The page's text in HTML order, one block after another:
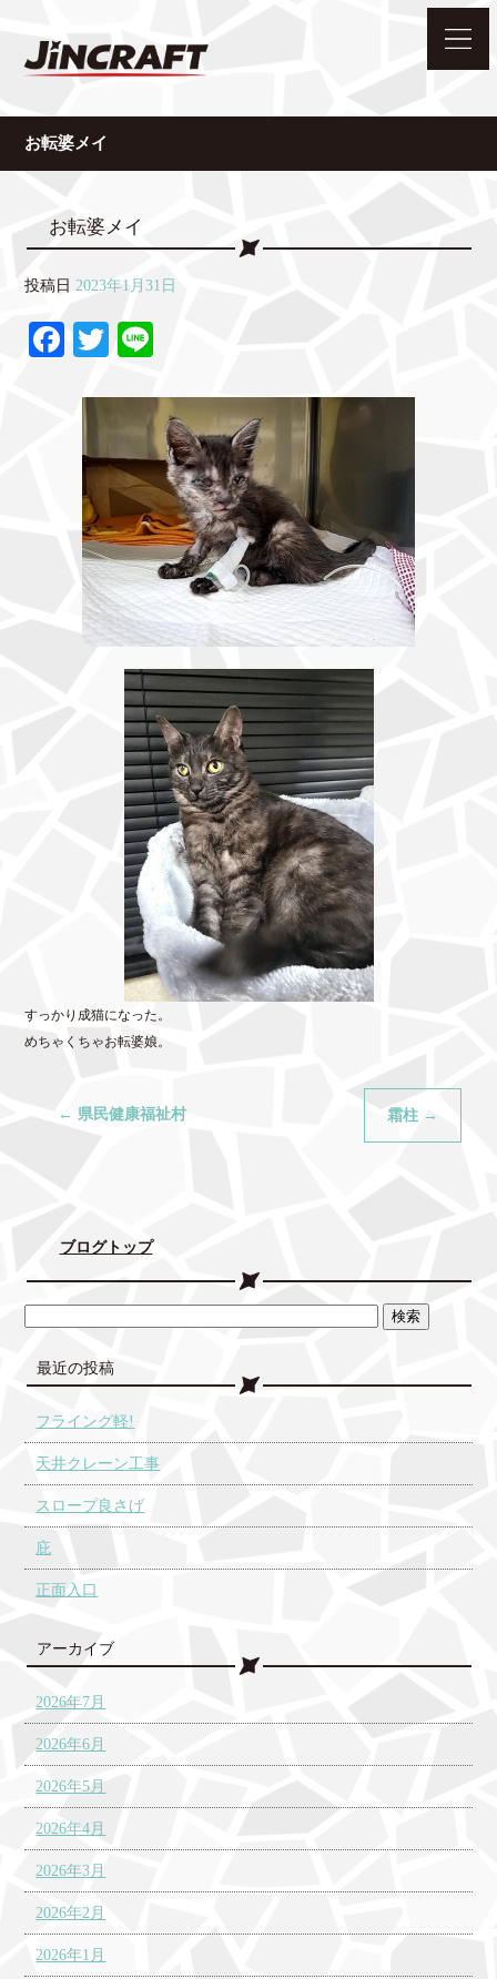
お転婆メイ
お転婆メイ
投稿日 2023年1月31日
Fa
bo
ok
T
tte
r
すっかり成猫になった。
めちゃくちゃお転婆娘。
← 県民健康福祉村 霜柱 →
ブログトップ
最近の投稿
フライング軽!
天井クレーン工事
スロープ良さげ
庇
正面入口
アーカイブ
2026年7月
2026年6月
2026年5月
2026年4月
2026年3月
2026年2月
2026年1月